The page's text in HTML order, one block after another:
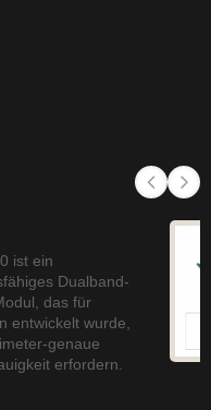
ist ein
Dualband-
das für
entwickelt wurde,
genaue
erfordern.